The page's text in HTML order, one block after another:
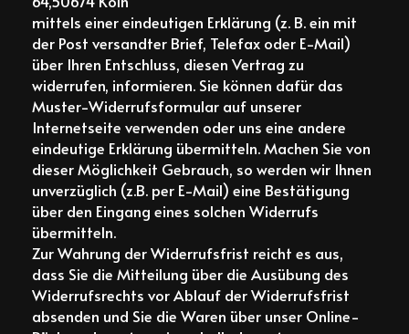
mittels einer eindeutigen Erklärung (z. B. ein mit
der Post versandter Brief, Telefax oder E-Mail)
über Ihren Entschluss, diesen Vertrag zu
widerrufen, informieren. Sie können dafür das
Muster-Widerrufsformular auf unserer
Internetseite verwenden oder uns eine andere
eindeutige Erklärung übermitteln. Machen Sie von
dieser Möglichkeit Gebrauch, so werden wir Ihnen
unverzüglich (z.B. per E-Mail) eine Bestätigung
über den Eingang eines solchen Widerrufs
übermitteln.
Zur Wahrung der Widerrufsfrist reicht es aus,
dass Sie die Mitteilung über die Ausübung des
Widerrufsrechts vor Ablauf der Widerrufsfrist
absenden und Sie die Waren über unser Online-